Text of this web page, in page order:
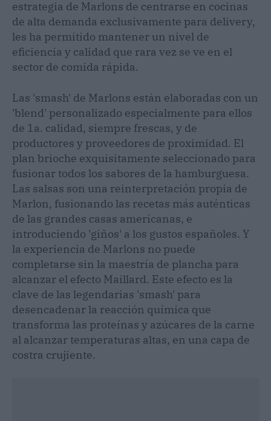
estrategia de Marlons de centrarse en cocinas
de alta demanda exclusivamente para delivery,
les ha permitido mantener un nivel de
eficiencia y calidad que rara vez se ve en el
sector de comida rápida.
Las 'smash' de Marlons están elaboradas con un
'blend' personalizado especialmente para ellos
de 1a. calidad, siempre frescas, y de
productores y proveedores de proximidad. El
plan brioche exquisitamente seleccionado para
fusionar todos los sabores de la hamburguesa.
Las salsas son una reinterpretación propia de
Marlon, fusionando las recetas más auténticas
de las grandes casas americanas, e
introduciendo 'giños' a los gustos españoles. Y
la experiencia de Marlons no puede
completarse sin la maestría de plancha para
alcanzar el efecto Maillard. Este efecto es la
clave de las legendarias 'smash' para
desencadenar la reacción química que
transforma las proteínas y azúcares de la carne
al alcanzar temperaturas altas, en una capa de
costra crujiente.